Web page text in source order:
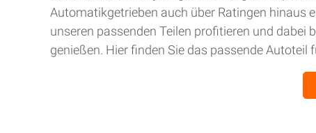
Automatikgetrieben auch über Ratingen hinaus
unseren passenden Teilen profitieren und dabei
genießen. Hier finden Sie das passende Autoteil